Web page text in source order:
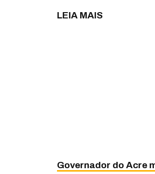
LEIA MAIS
Governador do Acre